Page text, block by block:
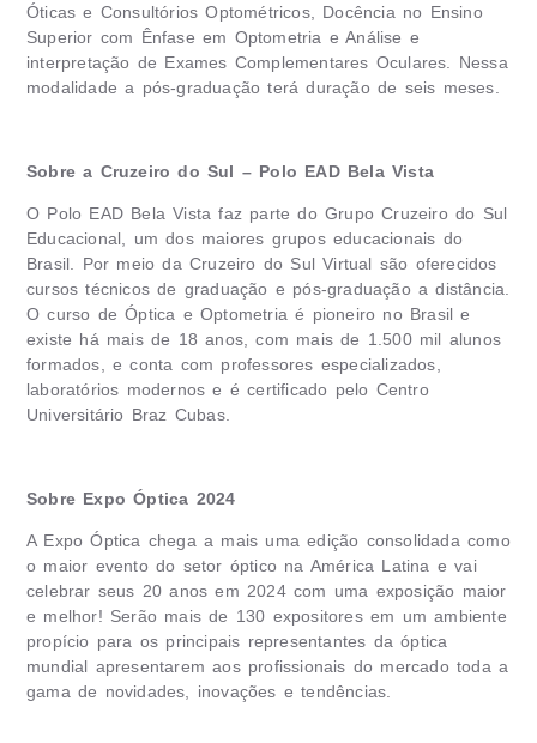
Óticas e Consultórios Optométricos, Docência no Ensino
Superior com Ênfase em Optometria e Análise e
interpretação de Exames Complementares Oculares. Nessa
modalidade a pós-graduação terá duração de seis meses.
Sobre a Cruzeiro do Sul – Polo EAD Bela Vista
O Polo EAD Bela Vista faz parte do Grupo Cruzeiro do Sul
Educacional, um dos maiores grupos educacionais do
Brasil. Por meio da Cruzeiro do Sul Virtual são oferecidos
cursos técnicos de graduação e pós-graduação a distância.
O curso de Óptica e Optometria é pioneiro no Brasil e
existe há mais de 18 anos, com mais de 1.500 mil alunos
formados, e conta com professores especializados,
laboratórios modernos e é certificado pelo Centro
Universitário Braz Cubas.
Sobre Expo Óptica 2024
A Expo Óptica chega a mais uma edição consolidada como
o maior evento do setor óptico na América Latina e vai
celebrar seus 20 anos em 2024 com uma exposição maior
e melhor! Serão mais de 130 expositores em um ambiente
propício para os principais representantes da óptica
mundial apresentarem aos profissionais do mercado toda a
gama de novidades, inovações e tendências.